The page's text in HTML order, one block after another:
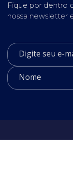
Fique por dentro
nossa newsletter